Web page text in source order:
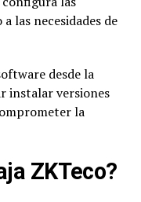
las necesidades de
desde la
instalar versiones
la
ZKTeco?